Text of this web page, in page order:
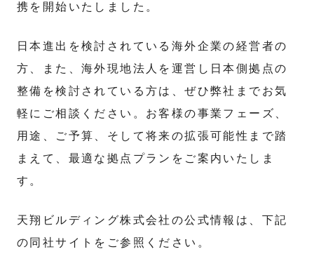
携を開始いたしました。
日本進出を検討されている海外企業の経営者の
方、また、海外現地法人を運営し日本側拠点の
整備を検討されている方は、ぜひ弊社までお気
軽にご相談ください。お客様の事業フェーズ、
用途、ご予算、そして将来の拡張可能性まで踏
まえて、最適な拠点プランをご案内いたしま
す。
天翔ビルディング株式会社の公式情報は、下記
の同社サイトをご参照ください。